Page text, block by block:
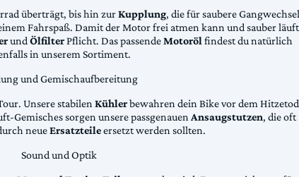
überträgt, bis hin zurKupplung, die für saubere Gangwechsel
Fahrspaß. Damit der Motor frei atmen kann und sauber
undÖlfilterPflicht. Das passendeMotorölfindest du natürlich
in unserem Sortiment.
und Gemischaufbereitung
Unsere stabilenKühlerbewahren dein Bike vor dem
Gemisches sorgen unsere passgenauenAnsaugstutzen, die oft
neueErsatzteileersetzt werden sollten.
Sound und Optik